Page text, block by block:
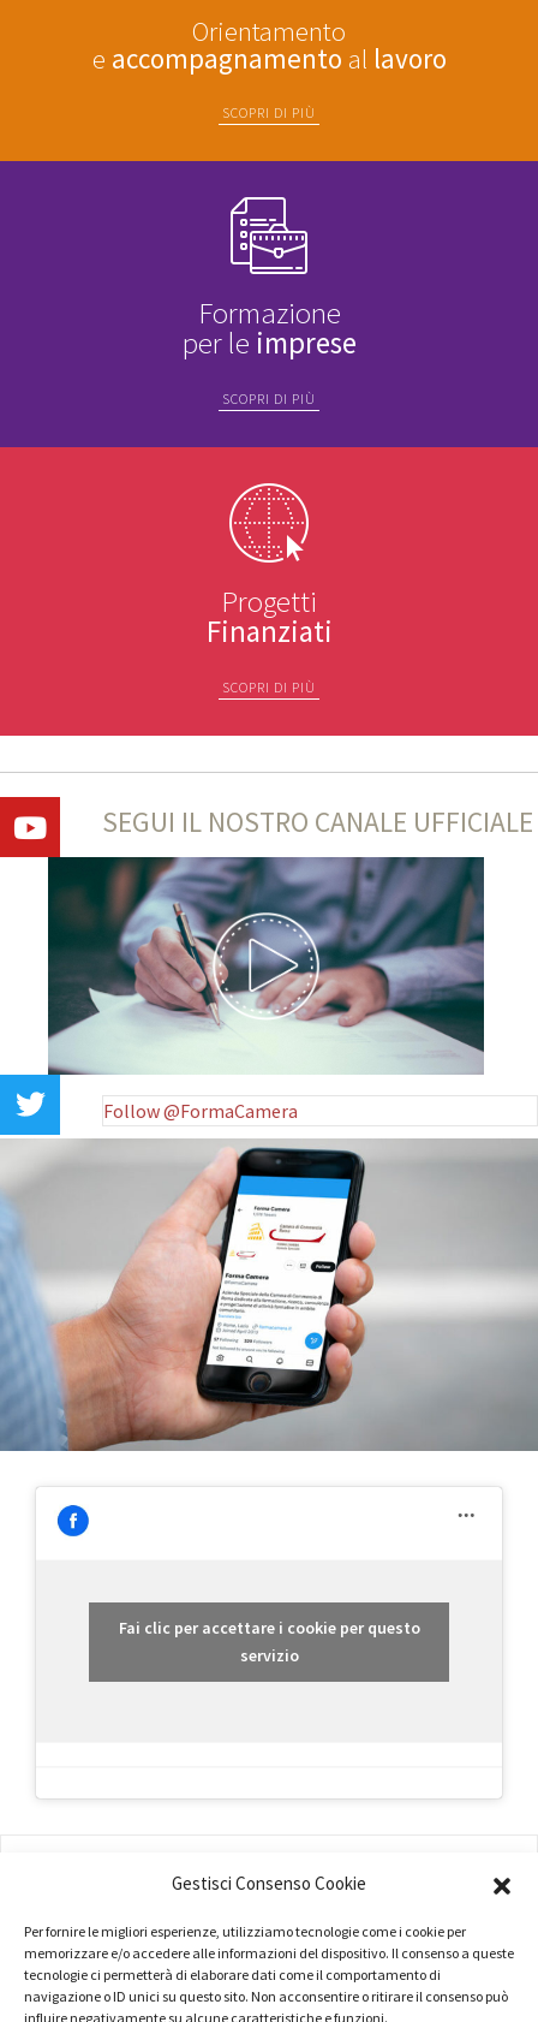
Gestisci Consenso Cookie
Per fornire le migliori esperienze, utilizziamo tecnologie come i cookie per
memorizzare e/o accedere alle informazioni del dispositivo. Il consenso a queste
tecnologie ci permetterà di elaborare dati come il comportamento di
navigazione o ID unici su questo sito. Non acconsentire o ritirare il consenso può
influire negativamente su alcune caratteristiche e funzioni.
Orientamento
e accompagnamento al lavoro
SCOPRI DI PIÙ
Formazione
per le imprese
SCOPRI DI PIÙ
Progetti
Finanziati
SCOPRI DI PIÙ
SEGUI IL NOSTRO CANALE UFFICIALE
Follow @FormaCamera
Fai clic per accettare i cookie per questo
servizio
TERMINI E CONDIZIONI
PRIVACY POLICY